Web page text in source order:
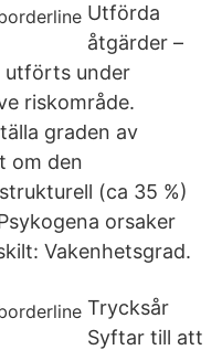
Utförda
åtgärder –
utförts under
riskområde.
graden av
om den
(ca 35 %)
orsaker
Vakenhetsgrad.
Trycksår
Syftar till att